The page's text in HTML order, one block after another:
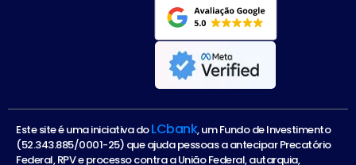
Este site é uma iniciativa doLCbank, um Fundo de Investimento
(52.343.885/0001-25) que ajuda pessoas a antecipar Precatório
Federal, RPV e processo contra a União Federal, autarquia,